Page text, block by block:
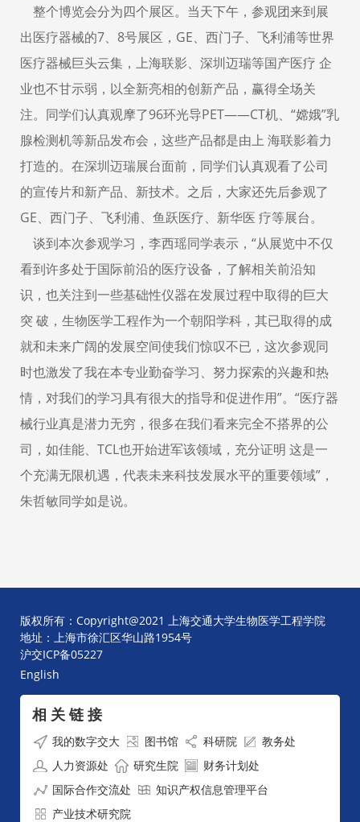
整个博览会分为四个展区。当天下午，参观团来到展
出医疗器械的7、8号展区，GE、西门子、飞利浦等世界
医疗器械巨头云集，上海联影、深圳迈瑞等国产医疗 企
业也不甘示弱，以全新亮相的创新产品，赢得全场关
注。同学们认真观摩了96环光导PET——CT机、“嫦娥”乳
腺检测机等新品发布会，这些产品都是由上 海联影着力
打造的。在深圳迈瑞展台面前，同学们认真观看了公司
的宣传片和新产品、新技术。之后，大家还先后参观了
GE、西门子、飞利浦、鱼跃医疗、新华医 疗等展台。
谈到本次参观学习，李西瑶同学表示，“从展览中不仅
看到许多处于国际前沿的医疗设备，了解相关前沿知
识，也关注到一些基础性仪器在发展过程中取得的巨大
突 破，生物医学工程作为一个朝阳学科，其已取得的成
就和未来广阔的发展空间使我们惊叹不已，这次参观同
时也激发了我在本专业勤奋学习、努力探索的兴趣和热
情，对我们的学习具有很大的指导和促进作用”。“医疗器
械行业真是潜力无穷，很多在我们看来完全不搭界的公
司，如佳能、TCL也开始进军该领域，充分证明 这是一
个充满无限机遇，代表未来科技发展水平的重要领域”，
朱哲敏同学如是说。
版权所有：Copyright@2021 上海交通大学生物医学工程学院
地址：上海市徐汇区华山路1954号
沪交ICP备05227
English
相 关 链 接
我的数字交大 图书馆 科研院
教务处
人力资源处
研究生院
财务计划处
国际合作交流处
知识产权信息管理平台
产业技术研究院